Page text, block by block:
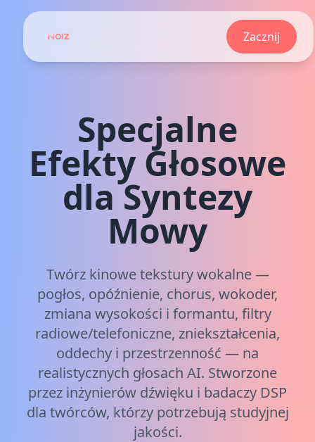
Zacznij
Specjalne
Efekty Głosowe
dla Syntezy
Mowy
Twórz kinowe tekstury wokalne —
pogłos, opóźnienie, chorus, wokoder,
zmiana wysokości i formantu, filtry
radiowe/telefoniczne, zniekształcenia,
oddechy i przestrzenność — na
realistycznych głosach AI. Stworzone
przez inżynierów dźwięku i badaczy DSP
dla twórców, którzy potrzebują studyjnej
jakości.